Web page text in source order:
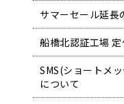
サマーセール延長
船橋北認証工場
SMS(ショートメ
について